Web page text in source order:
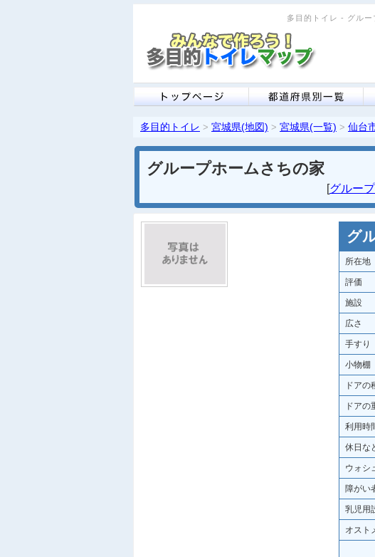
多目的トイレ - グル
多目的トイレ > 宮城県(地図) > 宮城県(一覧) > 仙台
グループホームさちの家
[グルー
グ
所在地
評価
施設
広さ
手すり
小物棚
ドアの
ドアの
利用時
休日な
ウォシ
障がい
乳児用
オスト